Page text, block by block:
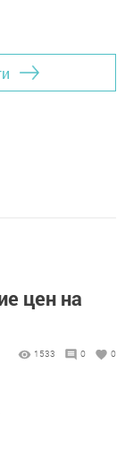
цен на
1533 0 0